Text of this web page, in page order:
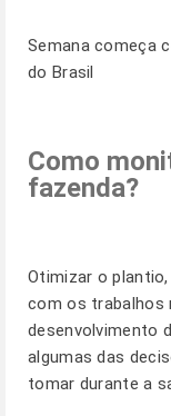
Semana começa
do Brasil
Como
fazenda?
Otimizar o
com os trabalhos
desenvolvimento
algumas das
tomar durante a